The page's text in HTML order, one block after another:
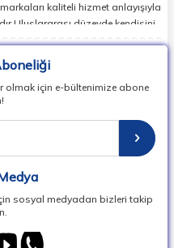
kaliteli hizmet anlayışıyla
düzeyde kendisini
Sersa İthalat,
ürün koleksiyonlarının
kolay ulaşabilmesi adına
ürün koleksiyonlarını uygun fiyat
sunuyor.
İthalatçıları ve
olmak için e-bültenimize abone
sosyal medyadan bizleri takip